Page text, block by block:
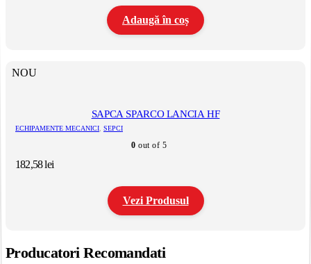
Adaugă în coș
NOU
SAPCA SPARCO LANCIA HF
ECHIPAMENTE MECANICI, SEPCI
0 out of 5
182,58lei
Vezi Produsul
are
Producatori Recomandati